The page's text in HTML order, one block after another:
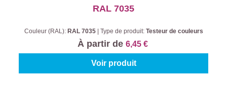
RAL 7035
Couleur (RAL): RAL 7035 Type de produit: Testeur de couleurs
À partir de 6,45 €
Voir produit